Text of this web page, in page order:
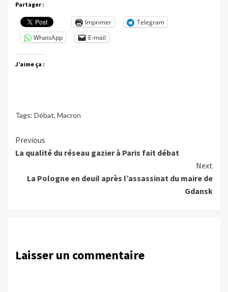
Partager :
Imprimer
Telegram
WhatsApp
E-mail
J’aime ça :
Tags: Débat, Macron
Continue
Reading
Previous
La qualité du réseau gazier à Paris fait débat
Next
La Pologne en deuil après l’assassinat du maire de
Gdansk
Laisser un commentaire